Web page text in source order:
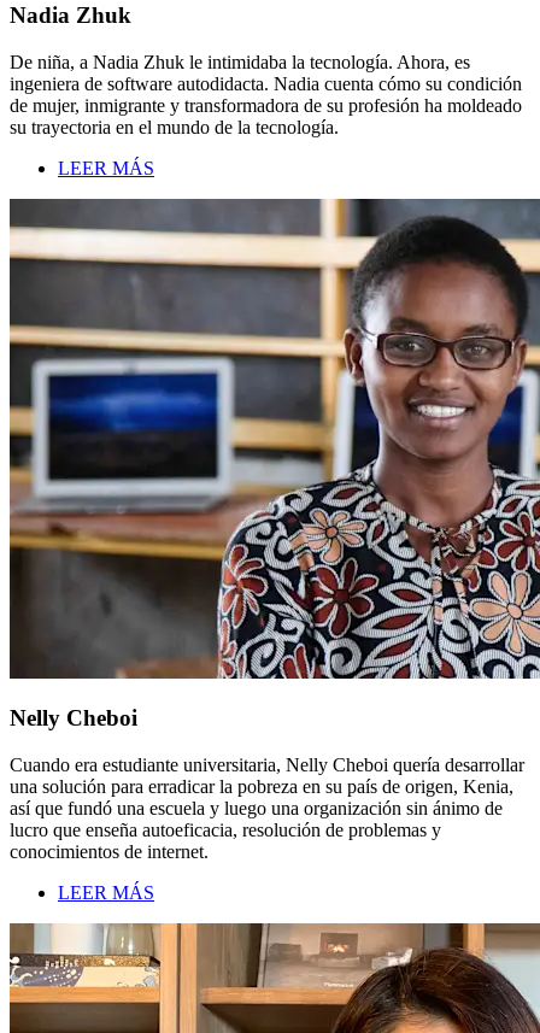
Nadia Zhuk
De niña, a Nadia Zhuk le intimidaba la tecnología. Ahora, es
ingeniera de software autodidacta. Nadia cuenta cómo su condición
de mujer, inmigrante y transformadora de su profesión ha moldeado
su trayectoria en el mundo de la tecnología.
LEER MÁS
Nelly Cheboi
Cuando era estudiante universitaria, Nelly Cheboi quería desarrollar
una solución para erradicar la pobreza en su país de origen, Kenia,
así que fundó una escuela y luego una organización sin ánimo de
lucro que enseña autoeficacia, resolución de problemas y
conocimientos de internet.
LEER MÁS